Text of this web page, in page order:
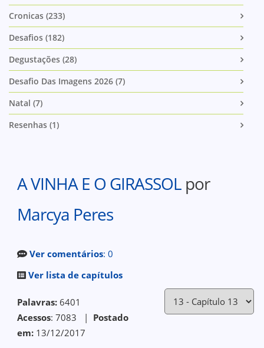
Cronicas (233)
Desafios (182)
Degustações (28)
Desafio Das Imagens 2026 (7)
Natal (7)
Resenhas (1)
A VINHA E O GIRASSOL por
Marcya Peres
Ver comentários: 0
Ver lista de capítulos
Palavras: 6401
Acessos: 7083 | Postado
em: 13/12/2017